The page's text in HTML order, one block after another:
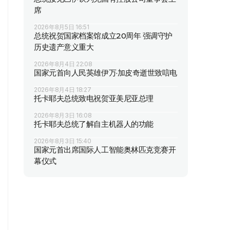
席
2026年8月5日 16:51
总统祝贺国家档案馆成立20周年 强调守护
历史遗产意义重大
2026年8月4日 22:08
国家元首向人民英雄伊万·加皮奇逝世致唁电
2026年8月4日 18:27
托卡耶夫总统致电祝贺亚美尼亚总理
2026年8月3日 16:08
托卡耶夫总统了解自主机器人的功能
2026年8月3日 15:40
国家元首出席国际人工智能奥林匹克竞赛开
幕仪式